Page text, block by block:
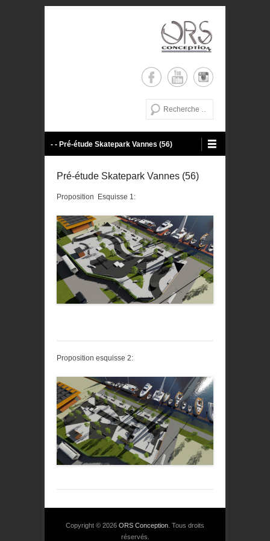
ORS Conception
Recherche
- - Pré-étude Skatepark Vannes (56)
Pré-étude Skatepark Vannes (56)
Proposition Esquisse 1:
Proposition esquisse 2:
Copyright © 2026 ORS Conception . Tous droits
réservés.